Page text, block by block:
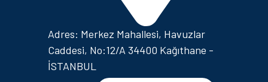
Adres: Merkez Mahallesi, Havuzlar
Caddesi, No:12/A 34400 Kağıthane -
İSTANBUL